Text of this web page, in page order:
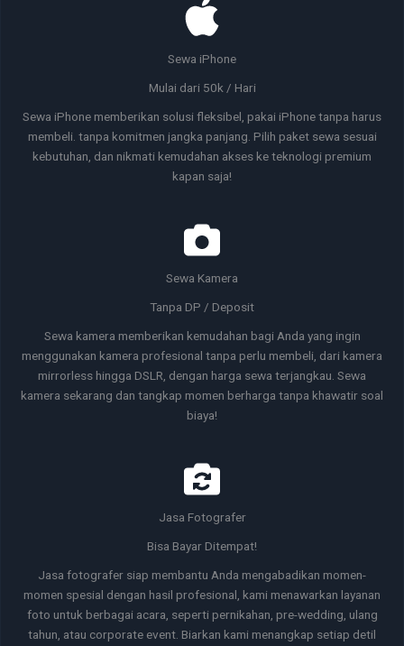
Sewa iPhone
Mulai dari 50k / Hari
Sewa iPhone memberikan solusi fleksibel, pakai iPhone tanpa harus
membeli. tanpa komitmen jangka panjang. Pilih paket sewa sesuai
kebutuhan, dan nikmati kemudahan akses ke teknologi premium
kapan saja!
Sewa Kamera
Tanpa DP / Deposit
Sewa kamera memberikan kemudahan bagi Anda yang ingin
menggunakan kamera profesional tanpa perlu membeli, dari kamera
mirrorless hingga DSLR, dengan harga sewa terjangkau. Sewa
kamera sekarang dan tangkap momen berharga tanpa khawatir soal
biaya!
Jasa Fotografer
Bisa Bayar Ditempat!
Jasa fotografer siap membantu Anda mengabadikan momen-
momen spesial dengan hasil profesional, kami menawarkan layanan
foto untuk berbagai acara, seperti pernikahan, pre-wedding, ulang
tahun, atau corporate event. Biarkan kami menangkap setiap detil